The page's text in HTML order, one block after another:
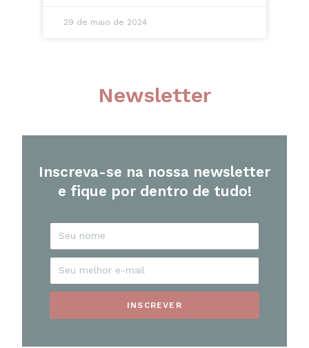
29 de maio de 2024
Newsletter
Inscreva-se na nossa newsletter
e fique por dentro de tudo!
INSCREVER